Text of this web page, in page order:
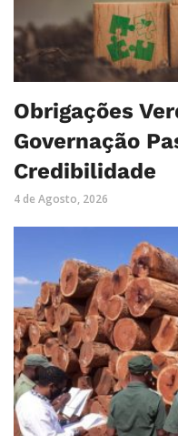
Obrigações
Governação
Credibilidade
4 de Agosto, 2026